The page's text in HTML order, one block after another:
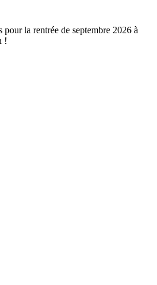
la rentrée de septembre 2026 à
!